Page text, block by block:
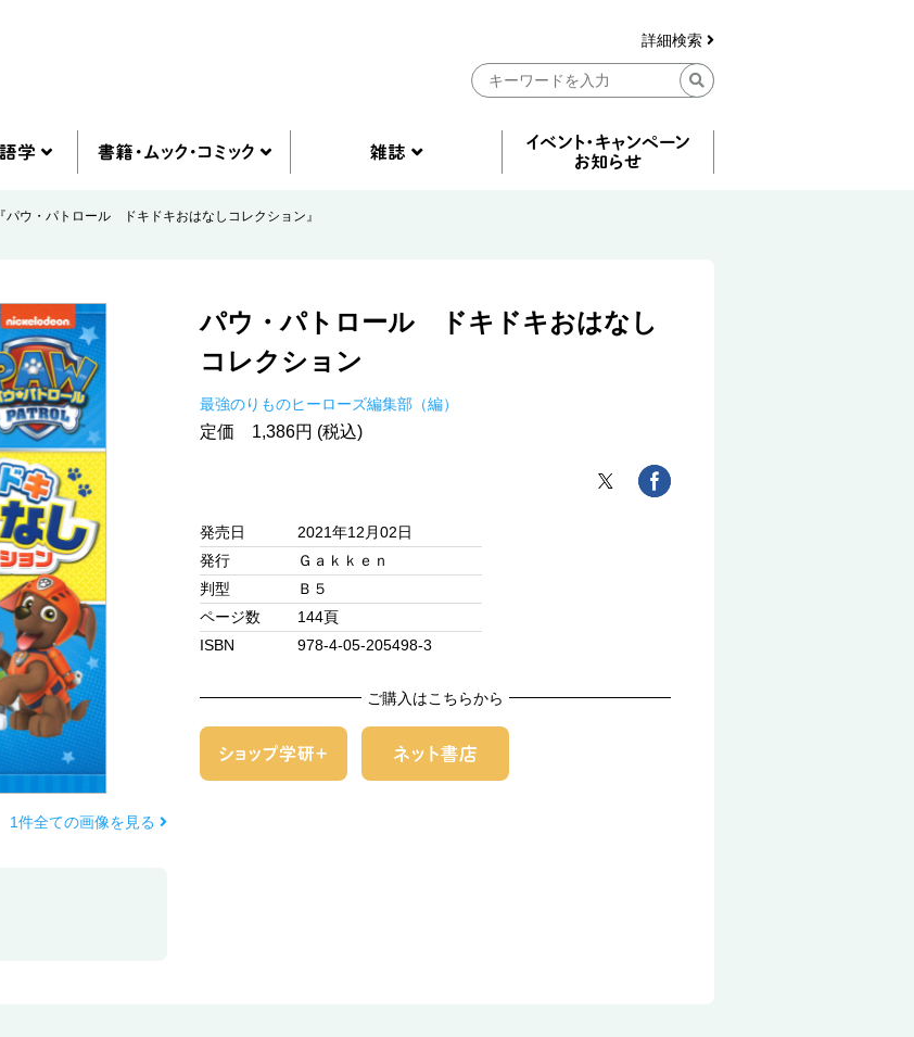
詳細検索
『パウ・パトロール ドキドキおはなしコレクション』
1件全ての画像を見る
パウ・パトロール ドキドキおはなし
コレクション
最強のりものヒーローズ編集部（編）
定価 1,386円 (税込)
発売日
2021年12月02日
発行
Ｇａｋｋｅｎ
判型
Ｂ５
ページ数
144頁
ISBN
978-4-05-205498-3
ご購入はこちらから